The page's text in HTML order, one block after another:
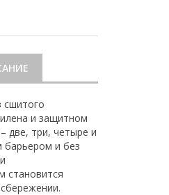
сшитого
и защитном
две, три, четыре и
барьером и без
становится